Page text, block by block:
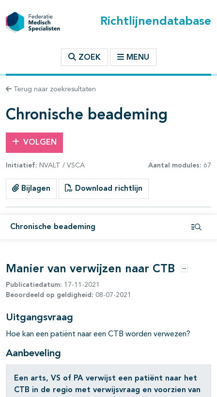
Richtlijnendatabase
ZOEK MENU
Terug naar zoekresultaten
Chronische beademing
VOLGEN
Initiatief: NVALT / VSCA Aantal modules: 67
Bijlagen Download richtlijn
Chronische beademing
binnen deze richtlijn
open- en dichtklappen
open- en dichtklappen
open- en dichtklappen
open- en dichtklappen
open- en dichtklappen
open- en dichtklappen
Manier van verwijzen naar CTB Opties
Publicatiedatum: 17-11-2021
Beoordeeld op geldigheid: 08-07-2021
Uitgangsvraag
Hoe kan een patiënt naar een CTB worden verwezen?
Aanbeveling
Een arts, VS of PA verwijst een patiënt naar het
CTB in de regio met verwijsvraag en voorzien van